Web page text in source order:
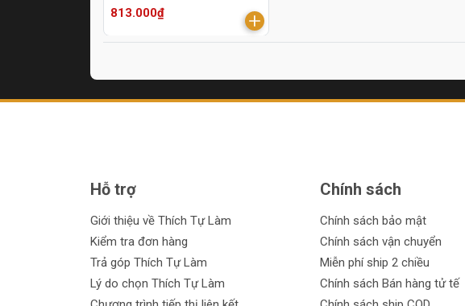
813.000₫
Hỗ trợ
Giới thiệu về Thích Tự Làm
Kiểm tra đơn hàng
Trả góp Thích Tự Làm
Lý do chọn Thích Tự Làm
Chính sách
Chính sách bảo mật
Chính sách vận chuyển
Miễn phí ship 2 chiều
Chính sách Bán hàng tử tế